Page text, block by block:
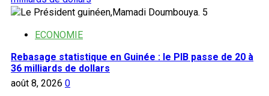
5
ECONOMIE
Rebasage statistique en Guinée : le PIB passe de 20 à
36 milliards de dollars
août 8, 2026 0